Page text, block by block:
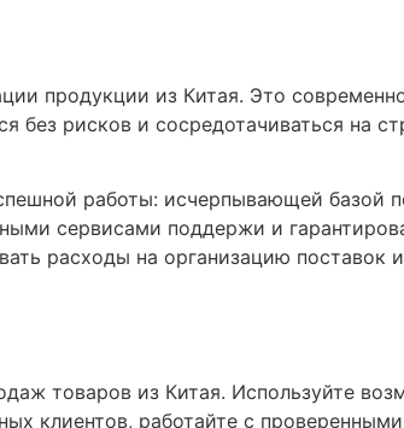
продукции из Китая. Это
рисков и сосредотачиваться на
работы: исчерпывающей базой
сервисами поддержи и
расходы на организацию поставок
товаров из Китая. Используйте
клиентов, работайте с